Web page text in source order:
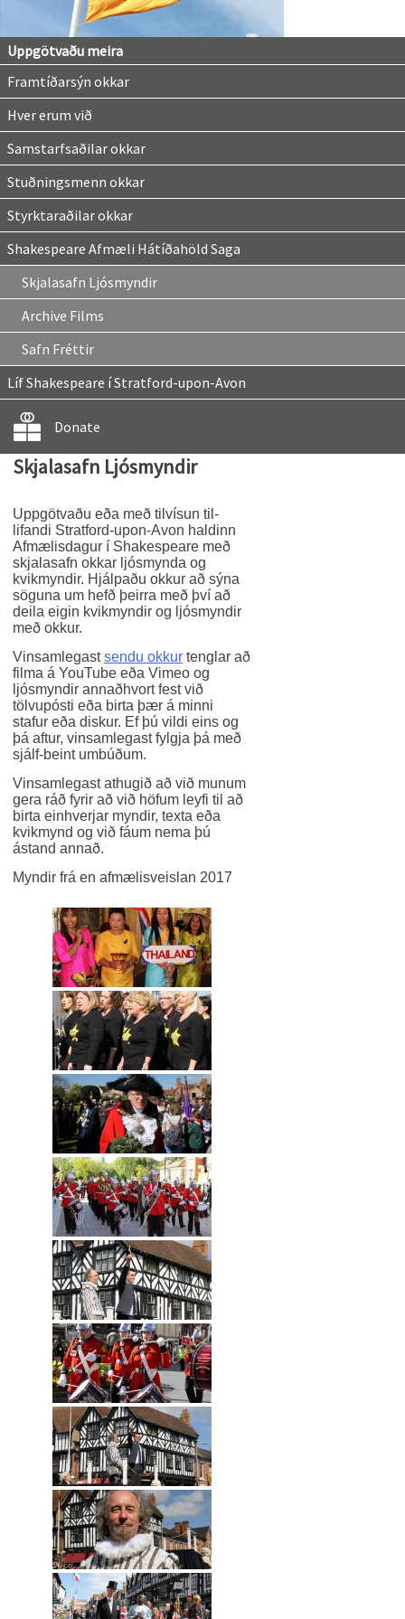
Uppgötvaðu meira
Framtíðarsýn okkar
Hver erum við
Samstarfsaðilar okkar
Stuðningsmenn okkar
Styrktaraðilar okkar
Shakespeare Afmæli Hátíðahöld Saga
Skjalasafn Ljósmyndir
Archive Films
Safn Fréttir
Líf Shakespeare í Stratford-upon-Avon
Donate
Skjalasafn Ljósmyndir
Uppgötvaðu eða með tilvísun til-
lifandi Stratford-upon-Avon haldinn
Afmælisdagur í Shakespeare með
skjalasafn okkar ljósmynda og
kvikmyndir. Hjálpaðu okkur að sýna
söguna um hefð þeirra með því að
deila eigin kvikmyndir og ljósmyndir
með okkur.
Vinsamlegastsendu okkur tenglar að
filma á YouTube eða Vimeo og
ljósmyndir annaðhvort fest við
tölvupósti eða birta þær á minni
stafur eða diskur. Ef þú vildi eins og
þá aftur, vinsamlegast fylgja þá með
sjálf-beint umbúðum.
Vinsamlegast athugið að við munum
gera ráð fyrir að við höfum leyfi til að
birta einhverjar myndir, texta eða
kvikmynd og við fáum nema þú
ástand annað.
Myndir frá en afmælisveislan 2017